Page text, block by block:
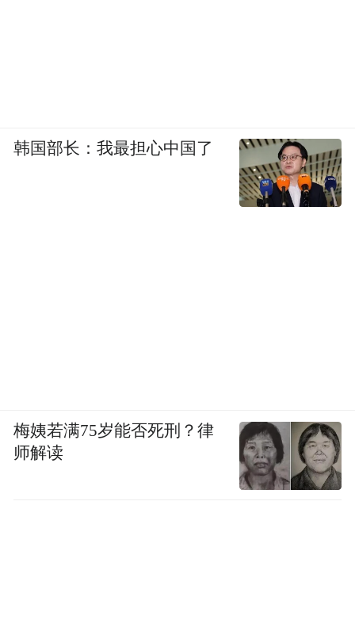
韩国部长：我最担心中国了
梅姨若满75岁能否死刑？律
师解读